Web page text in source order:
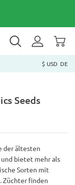
$ USD DE
Seeds
der ältesten
und bietet mehr als
Sorten mit
Züchter finden